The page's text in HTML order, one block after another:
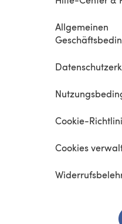
Allgemeinen
Cookie-
Cookies